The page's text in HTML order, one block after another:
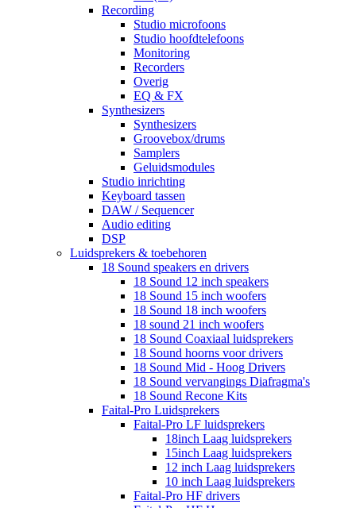
Recording
Studio microfoons
Studio hoofdtelefoons
Monitoring
Recorders
Overig
EQ & FX
Synthesizers
Synthesizers
Groovebox/drums
Samplers
Geluidsmodules
Studio inrichting
Keyboard tassen
DAW / Sequencer
Audio editing
DSP
Luidsprekers & toebehoren
18 Sound speakers en drivers
18 Sound 12 inch speakers
18 Sound 15 inch woofers
18 Sound 18 inch woofers
18 sound 21 inch woofers
18 Sound Coaxiaal luidsprekers
18 Sound hoorns voor drivers
18 Sound Mid - Hoog Drivers
18 Sound vervangings Diafragma's
18 Sound Recone Kits
Faital-Pro Luidsprekers
Faital-Pro LF luidsprekers
18inch Laag luidsprekers
15inch Laag luidsprekers
12 inch Laag luidsprekers
10 inch Laag luidsprekers
Faital-Pro HF drivers